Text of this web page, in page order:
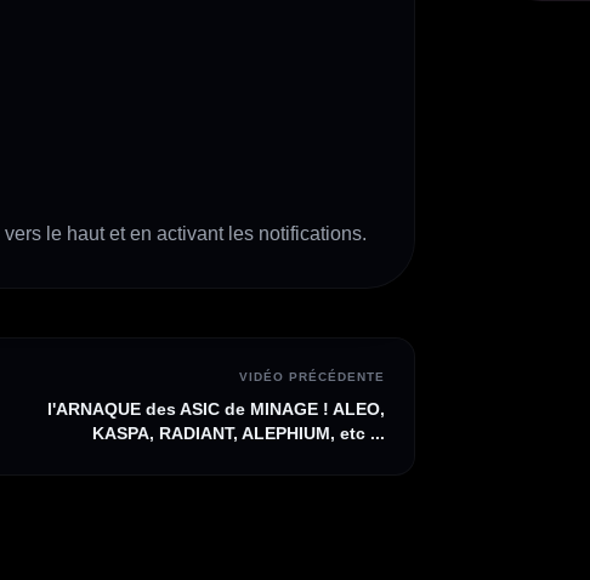
le haut et en activant les notifications.
VIDÉO PRÉCÉDENTE
l'ARNAQUE des ASIC de MINAGE ! ALEO,
KASPA, RADIANT, ALEPHIUM, etc ...